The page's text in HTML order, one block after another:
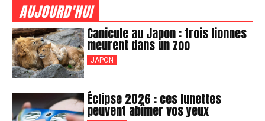
AUJOURD'HUI
Canicule au Japon : trois lionnes
meurent dans un zoo
JAPON
Éclipse 2026 : ces lunettes
peuvent abîmer vos yeux